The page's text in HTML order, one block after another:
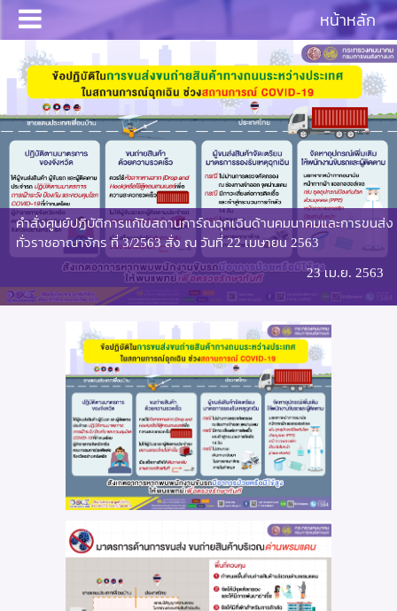
หน้าหลัก
คำสั่งศูนย์ปฏิบัติการแก้ไขสถานการ์ณฉุกเฉินด้านคมนาคมและการขนส่ง
ทั่วราชอาณาจักร ที่ 3/2563 สั่ง ณ วันที่ 22 เมษายน 2563
23 เม.ย. 2563